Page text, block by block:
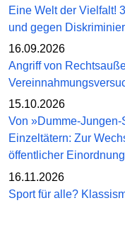
Eine Welt der Vielfalt!
und gegen
16.09.2026
Angriff von
15.10.2026
Von »Dumme-
Einzeltätern: Zur
öffentlicher
16.11.2026
Sport für alle?